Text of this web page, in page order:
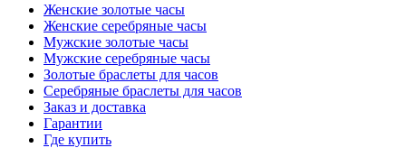
Женские золотые часы
Женские серебряные часы
Мужские золотые часы
Мужские серебряные часы
Золотые браслеты для часов
Серебряные браслеты для часов
Заказ и доставка
Гарантии
Где купить